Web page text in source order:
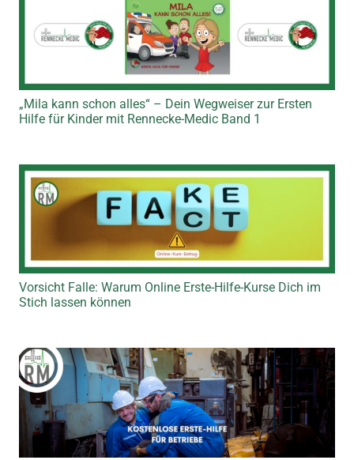
„Mila kann schon alles“ – Dein Wegweiser zur Ersten
Hilfe für Kinder mit Rennecke-Medic Band 1
Vorsicht Falle: Warum Online Erste-Hilfe-Kurse Dich im
Stich lassen können